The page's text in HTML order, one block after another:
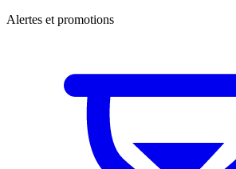
Alertes et promotions